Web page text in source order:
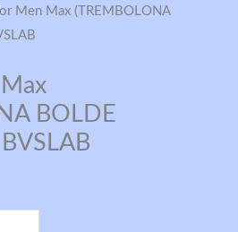
Men Max (TREMBOLONA
BOLDE